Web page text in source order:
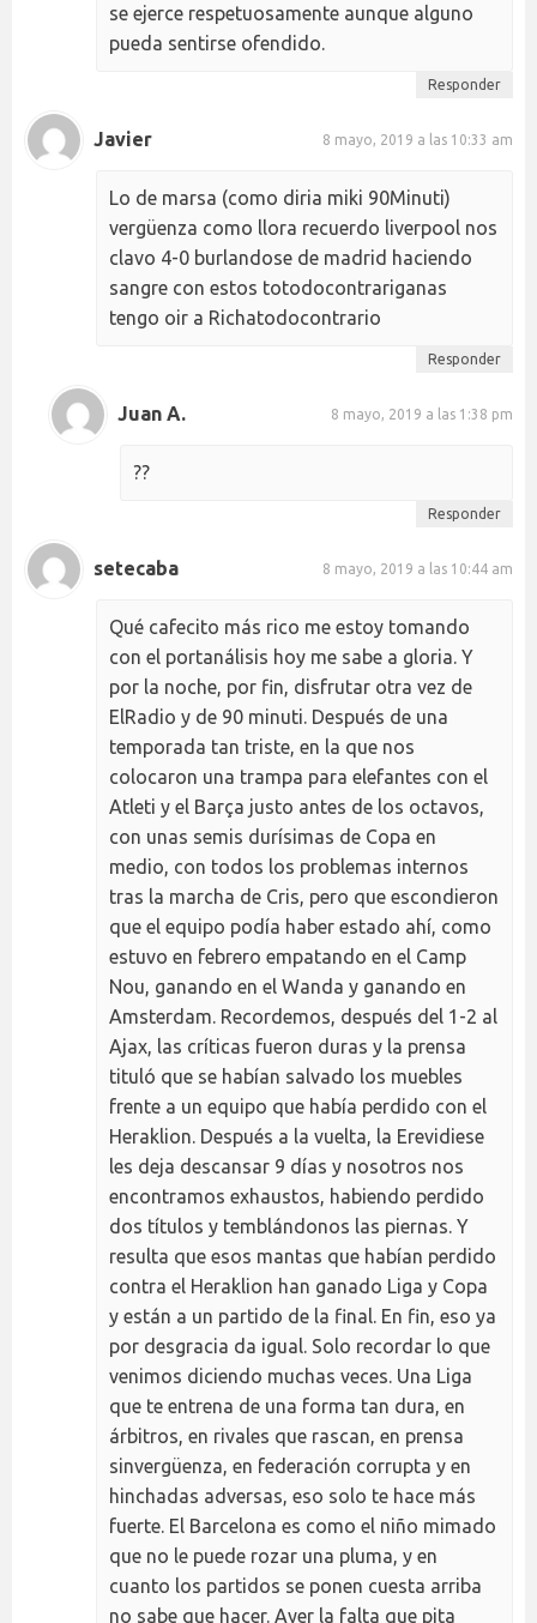
se ejerce respetuosamente aunque alguno
pueda sentirse ofendido.
Responder
Javier 8 mayo, 2019 a las 10:33 am
Lo de marsa (como diria miki 90Minuti)
vergüenza como llora recuerdo liverpool nos
clavo 4-0 burlandose de madrid haciendo
sangre con estos totodocontrariganas
tengo oir a Richatodocontrario
Responder
Juan A. 8 mayo, 2019 a las 1:38 pm
??
Responder
setecaba 8 mayo, 2019 a las 10:44 am
Qué cafecito más rico me estoy tomando
con el portanálisis hoy me sabe a gloria. Y
por la noche, por fin, disfrutar otra vez de
ElRadio y de 90 minuti. Después de una
temporada tan triste, en la que nos
colocaron una trampa para elefantes con el
Atleti y el Barça justo antes de los octavos,
con unas semis durísimas de Copa en
medio, con todos los problemas internos
tras la marcha de Cris, pero que escondieron
que el equipo podía haber estado ahí, como
estuvo en febrero empatando en el Camp
Nou, ganando en el Wanda y ganando en
Amsterdam. Recordemos, después del 1-2 al
Ajax, las críticas fueron duras y la prensa
tituló que se habían salvado los muebles
frente a un equipo que había perdido con el
Heraklion. Después a la vuelta, la Erevidiese
les deja descansar 9 días y nosotros nos
encontramos exhaustos, habiendo perdido
dos títulos y temblándonos las piernas. Y
resulta que esos mantas que habían perdido
contra el Heraklion han ganado Liga y Copa
y están a un partido de la final. En fin, eso ya
por desgracia da igual. Solo recordar lo que
venimos diciendo muchas veces. Una Liga
que te entrena de una forma tan dura, en
árbitros, en rivales que rascan, en prensa
sinvergüenza, en federación corrupta y en
hinchadas adversas, eso solo te hace más
fuerte. El Barcelona es como el niño mimado
que no le puede rozar una pluma, y en
cuanto los partidos se ponen cuesta arriba
no sabe que hacer. Ayer la falta que pita